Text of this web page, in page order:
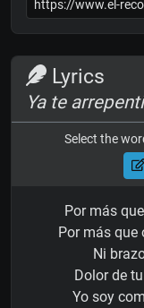
Lyrics
Ya te
Select the
Por más
Por más que
Ni
Dolor de
Yo soy